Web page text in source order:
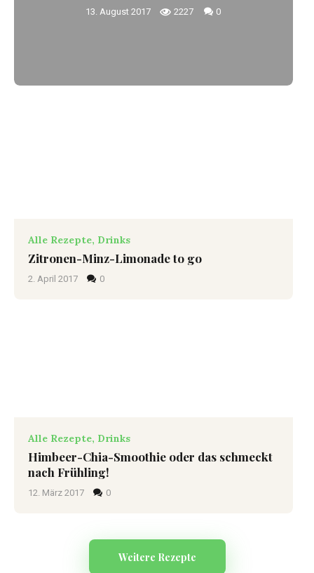
13. August 2017 2227 0
Alle Rezepte, Drinks
Zitronen-Minz-Limonade to go
2. April 2017 0
Alle Rezepte, Drinks
Himbeer-Chia-Smoothie oder das schmeckt
nach Frühling!
12. März 2017 0
Weitere Rezepte